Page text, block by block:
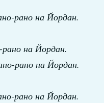
рано на Йордан.
рано на Йордан.
рано на Йордан.
рано на Йордан.